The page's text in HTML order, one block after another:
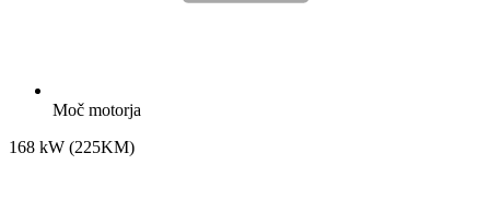
Moč motorja
168 kW (225KM)